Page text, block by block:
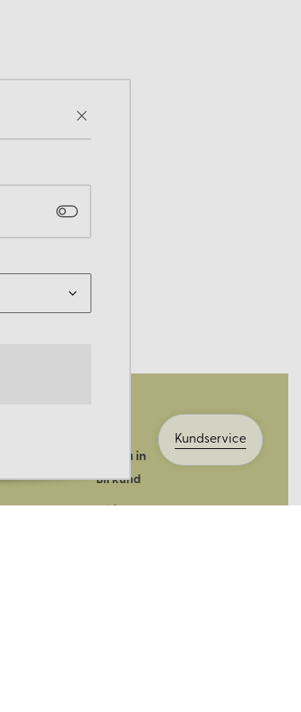
Kundservice
Logga in
Bli kund